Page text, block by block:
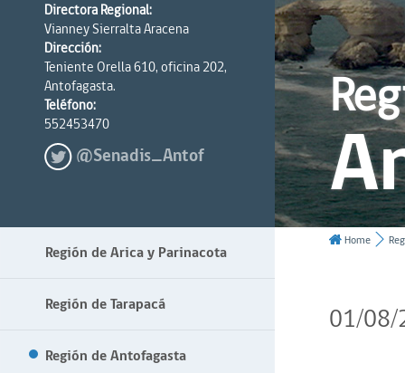
Directora Regional:
Vianney Sierralta Aracena
Dirección:
Teniente Orella 610, oficina 202,
Antofagasta.
Teléfono:
552453470
@Senadis_Antof
Región de Arica y Parinacota
Región de Tarapacá
Región de Antofagasta
Home
01/